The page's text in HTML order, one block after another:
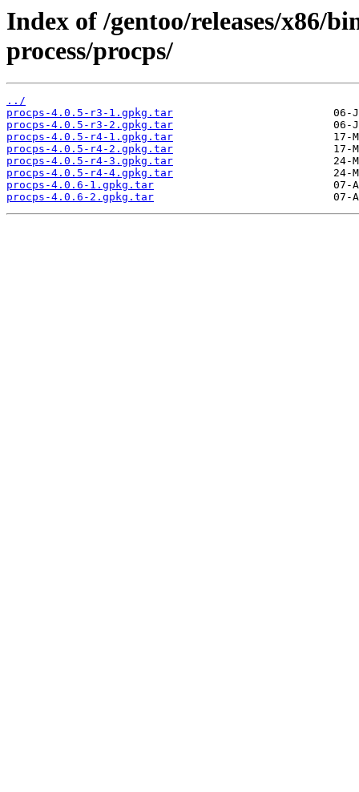
Index of /gentoo/releases/x86/
process/procps/
../
procps-4.0.5-r3-1.gpkg.tar
procps-4.0.5-r3-2.gpkg.tar
procps-4.0.5-r4-1.gpkg.tar
procps-4.0.5-r4-2.gpkg.tar
procps-4.0.5-r4-3.gpkg.tar
procps-4.0.5-r4-4.gpkg.tar
procps-4.0.6-1.gpkg.tar
procps-4.0.6-2.gpkg.tar